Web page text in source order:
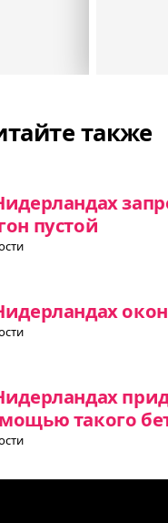
также
пустой
такого